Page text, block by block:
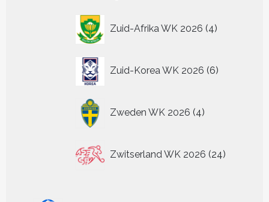
Zuid-Afrika WK 2026 4
producten
Zuid-Korea WK 2026 6
producten
Zweden WK 2026 4
producten
Zwitserland WK 2026 24
producten